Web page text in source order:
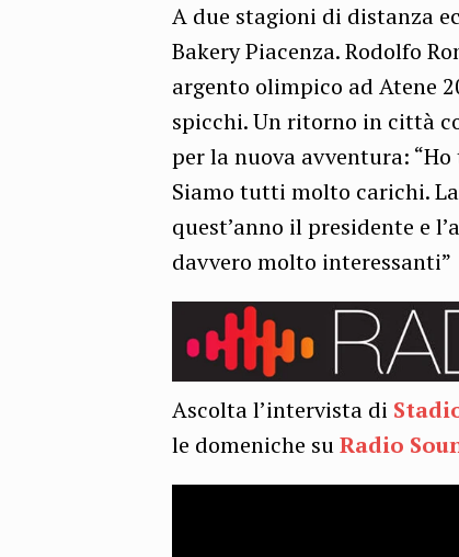
A due stagioni di distanza
Bakery Piacenza. Rodolfo
argento olimpico ad Atene
spicchi. Un ritorno in città
per la nuova avventura:
Siamo tutti molto carichi.
quest’anno il presidente e
davvero molto interessanti”
Ascolta l’intervista di
le domeniche suRadio